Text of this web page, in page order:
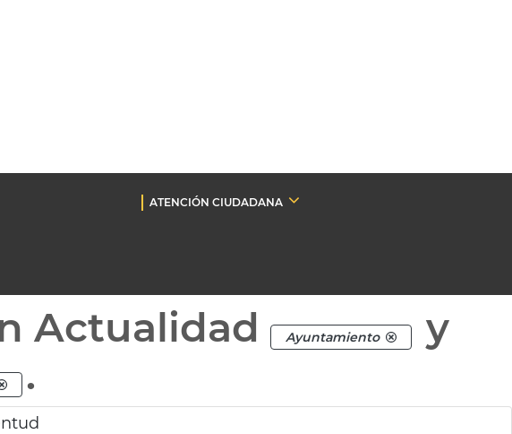
ATENCIÓN CIUDADANA
Actualidad Ayuntamiento
y
.